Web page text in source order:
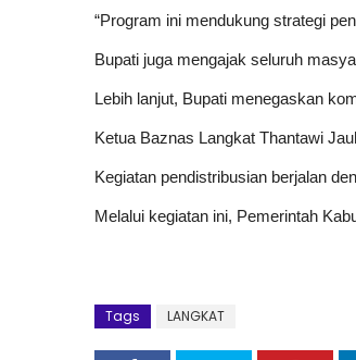
“Program ini mendukung strategi
Bupati juga mengajak seluruh
Lebih lanjut, Bupati menegaskan
Ketua Baznas Langkat Thantawi
Kegiatan pendistribusian berjalan
Melalui kegiatan ini, Pemerintah
Tags LANGKAT